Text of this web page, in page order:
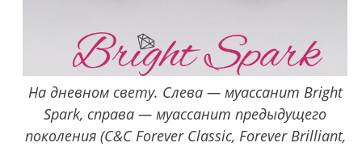
На дневном свету. Слева — муассанит Bright
Spark, справа — муассанит предыдущего
поколения (C&C Forever Classic, Forever Brilliant,